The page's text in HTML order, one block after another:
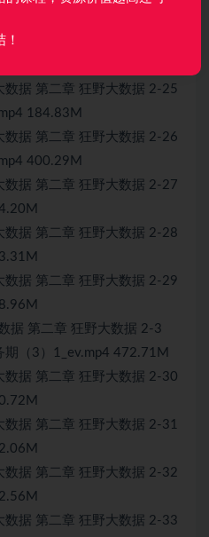
357.01M
据 第二章 狂野大数据 2-25
据 第二章 狂野大数据 2-25
184.83M
据 第二章 狂野大数据 2-26
400.29M
据 第二章 狂野大数据 2-27
据 第二章 狂野大数据 2-28
据 第二章 狂野大数据 2-29
据 第二章 狂野大数据 2-3
期（3）1_ev.mp4 472.71M
据 第二章 狂野大数据 2-30
据 第二章 狂野大数据 2-31
据 第二章 狂野大数据 2-32
据 第二章 狂野大数据 2-33